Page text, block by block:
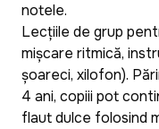
notele.
Lecțiile de grup
mișcare ritmică,
șoareci, xilofon).
4 ani, copiii pot
flaut dulce folosind